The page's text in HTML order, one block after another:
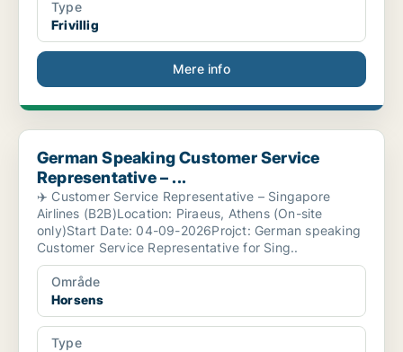
Type
Frivillig
Mere info
German Speaking Customer Service Representative – ...
German Speaking Customer Service
Representative – ...
✈️ Customer Service Representative – Singapore
Airlines (B2B)Location: Piraeus, Athens (On-site
only)Start Date: 04-09-2026Projct: German speaking
Customer Service Representative for Sing..
Område
Horsens
Type